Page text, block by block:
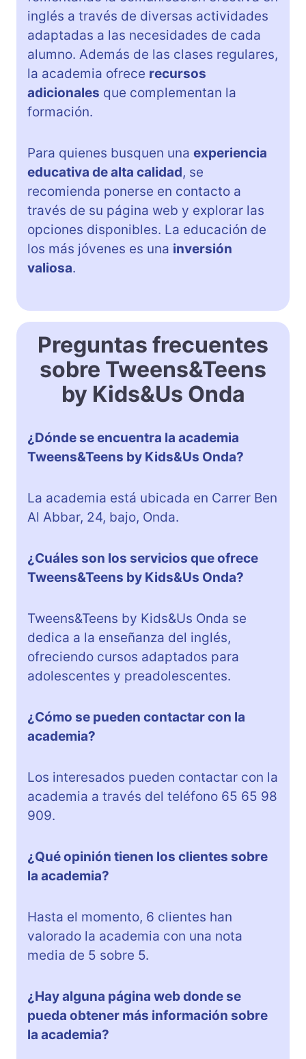
inglés a través de diversas actividades
adaptadas a las necesidades de cada
alumno. Además de las clases regulares,
la academia ofrece recursos
adicionales que complementan la
formación.
Para quienes busquen una experiencia
educativa de alta calidad, se
recomienda ponerse en contacto a
través de su página web y explorar las
opciones disponibles. La educación de
los más jóvenes es una inversión
valiosa.
Preguntas frecuentes
sobre Tweens&Teens
by Kids&Us Onda
¿Dónde se encuentra la academia
Tweens&Teens by Kids&Us Onda?
La academia está ubicada en Carrer Ben
Al Abbar, 24, bajo, Onda.
¿Cuáles son los servicios que ofrece
Tweens&Teens by Kids&Us Onda?
Tweens&Teens by Kids&Us Onda se
dedica a la enseñanza del inglés,
ofreciendo cursos adaptados para
adolescentes y preadolescentes.
¿Cómo se pueden contactar con la
academia?
Los interesados pueden contactar con la
academia a través del teléfono 65 65 98
909.
¿Qué opinión tienen los clientes sobre
la academia?
Hasta el momento, 6 clientes han
valorado la academia con una nota
media de 5 sobre 5.
¿Hay alguna página web donde se
pueda obtener más información sobre
la academia?